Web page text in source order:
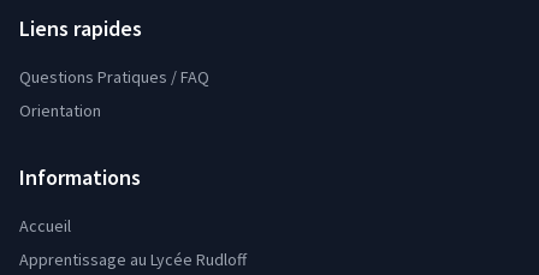
Liens rapides
Questions Pratiques / FAQ
Orientation
Informations
Accueil
Apprentissage au Lycée Rudloff